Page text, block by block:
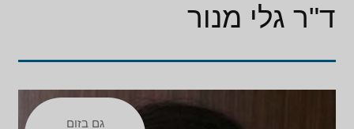
ד"ר גלי מנור
גם בזום